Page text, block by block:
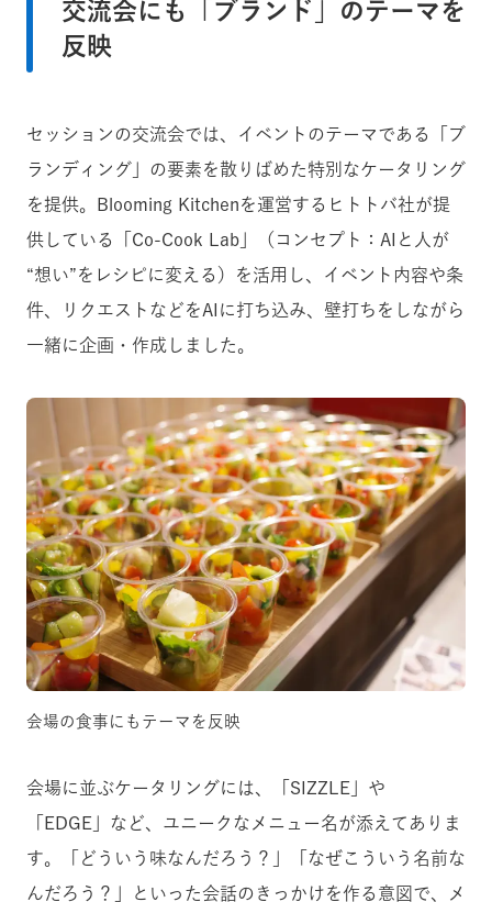
交流会にも「ブランド」のテーマを
反映
セッションの交流会では、イベントのテーマである「ブ
ランディング」の要素を散りばめた特別なケータリング
を提供。Blooming Kitchenを運営するヒトトバ社が提
供している「Co-Cook Lab」（コンセプト：AIと人が
“想い”をレシピに変える）を活用し、イベント内容や条
件、リクエストなどをAIに打ち込み、壁打ちをしながら
一緒に企画・作成しました。
会場の食事にもテーマを反映
会場に並ぶケータリングには、「SIZZLE」や
「EDGE」など、ユニークなメニュー名が添えてありま
す。「どういう味なんだろう？」「なぜこういう名前な
んだろう？」といった会話のきっかけを作る意図で、メ